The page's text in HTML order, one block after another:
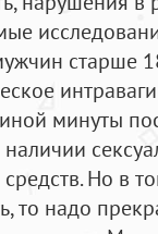
старше
минуты
Но в
то надо